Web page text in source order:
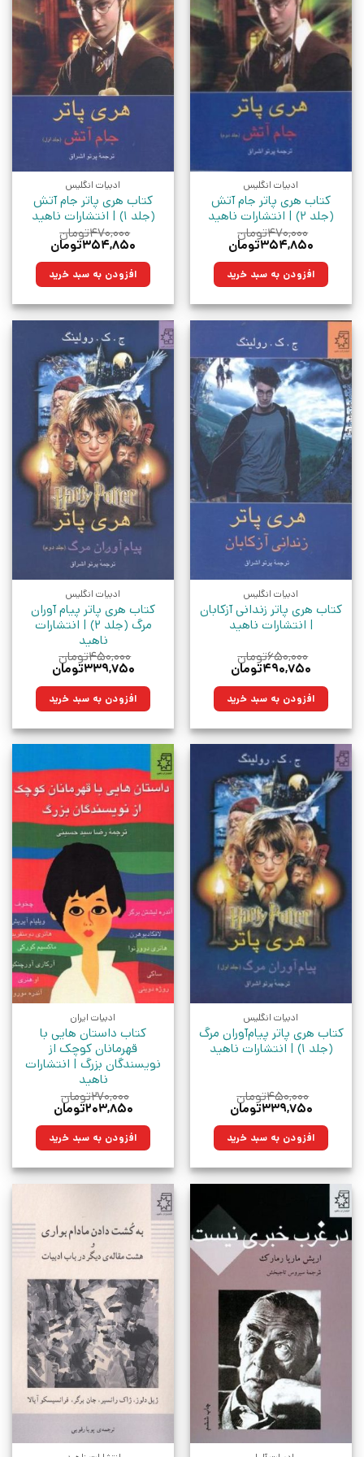
ادبیات انگلیس
کتاب هری پاتر جام آتش
(جلد 2) | انتشارات ناهید
۴۷۰,۰۰۰تومان
قیمت
۴۷۰,۰۰۰تومان
بود.
۳۵۴,۸۵۰تومان
۳۵۴,۸۵۰تومان. افزودن به سبد خرید
ادبیات انگلیس
کتاب هری پاتر جام آتش
(جلد 1) | انتشارات ناهید
۴۷۰,۰۰۰تومان
قیمت
۴۷۰,۰۰۰تومان
بود.
۳۵۴,۸۵۰تومان
۳۵۴,۸۵۰تومان. افزودن به سبد خرید
ادبیات انگلیس
کتاب هری پاتر زندانی آزکابان
| انتشارات ناهید
۶۵۰,۰۰۰تومان
قیمت
۶۵۰,۰۰۰تومان
بود.
۴۹۰,۷۵۰تومان
۴۹۰,۷۵۰تومان.افزودن به سبد خرید
ادبیات انگلیس
کتاب هری پاتر پیام‌ آوران
مرگ (جلد 2) | انتشارات
ناهید
۴۵۰,۰۰۰تومان
قیمت
۴۵۰,۰۰۰تومان
بود.
۳۳۹,۷۵۰تومان
۳۳۹,۷۵۰تومان.افزودن به سبد خرید
ادبیات انگلیس
کتاب هری پاتر پیام‌آوران مرگ
(جلد 1) | انتشارات ناهید
۴۵۰,۰۰۰تومان
قیمت
۴۵۰,۰۰۰تومان
بود.
۳۳۹,۷۵۰تومان
۳۳۹,۷۵۰تومان.افزودن به سبد خرید
ادبیات ایران
کتاب داستان هایی با
قهرمانان کوچک از
نویسندگان بزرگ | انتشارات
ناهید
۲۷۰,۰۰۰تومان
قیمت
۲۷۰,۰۰۰تومان
بود.
۲۰۳,۸۵۰تومان
۲۰۳,۸۵۰تومان.افزودن به سبد خرید